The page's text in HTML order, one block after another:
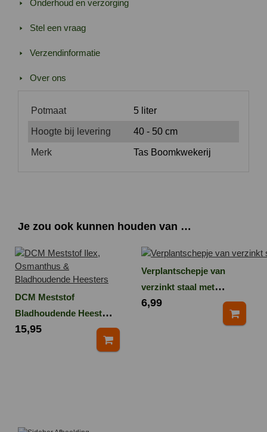
Onderhoud en verzorging
Stel een vraag
Verzendinformatie
Over ons
Potmaat 5 liter
Hoogte bij levering 40 - 50 cm
Merk Tas Boomkwekerij
Je zou ook kunnen houden van …
DCM Meststof
Bladhoudende Heesters
3 kg
15,95
Verplantschepje van
verzinkt staal met
essenhouten handvat
6,99